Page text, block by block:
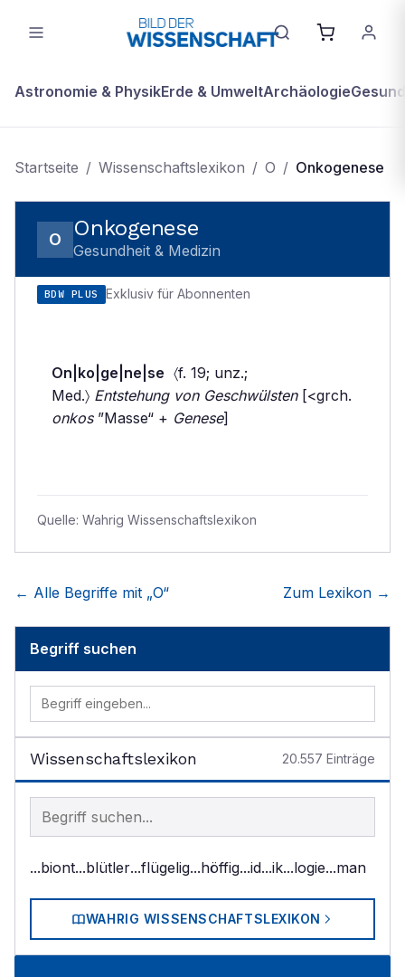
Astronomie & PhysikErde & UmweltArchäologie
Startseite / Wissenschaftslexikon / O / Onkogenese
O Onkogenese
Gesundheit & Medizin
BDW PLUS Exklusiv für Abonnenten
On|ko|ge|ne|se 〈f. 19; unz.;
Med.〉 Entstehung von Geschwülsten[<grch.
onkos”Masse“ + Genese]
Quelle: Wahrig Wissenschaftslexikon
← Alle Begriffe mit „O“ Zum Lexikon →
Begriff suchen
Wissenschaftslexikon 20.557 Einträge
Begriff im Lexikon suchen
...biont...blütler...flügelig...höffig...id...ik...logie...man
WAHRIG WISSENSCHAFTSLEXIKON